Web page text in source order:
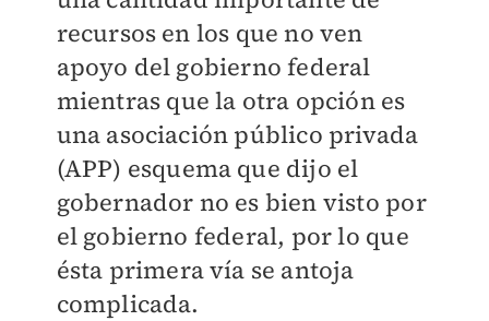
recursos en los que no ven
apoyo del gobierno federal
mientras que la otra opción es
una asociación público privada
(APP) esquema que dijo el
gobernador no es bien visto por
el gobierno federal, por lo que
ésta primera vía se antoja
complicada.